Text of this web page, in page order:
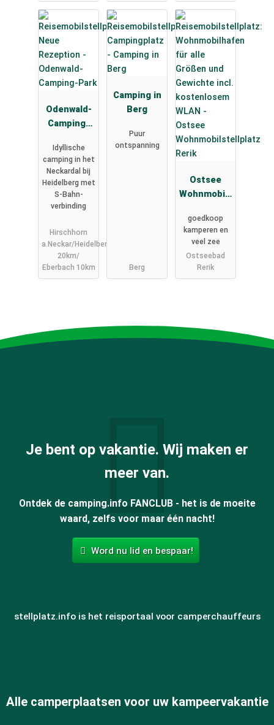
Odenwald-
Camping-
Idyllische
camping in het
Neckardal bij
Heidelberg met
S-Bahn-
verbinding
Hirschhorn
a.Neckar/Heidelberg
20km/
Eberbach 10km
Camping in
Berg
Puur
ontspanning
Berg
Ostsee
Wohnmobils
Rerik
goedkoop
kamperen en
veel zee
Ostseebad
Rerik
Je bent op vakantie. Wij maken er
meer van.
Ontdek de camping.info FANCLUB - het is de moeite
waard, zelfs voor maar één nacht!
Word nu lid en bespaar!
stellplatz.info is het reisportaal voor camperchauffeurs
Alle camperplaatsen voor uw kampeervakantie